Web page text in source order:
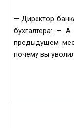
— Директор
бухгалтера: —
предыдущем
почему вы